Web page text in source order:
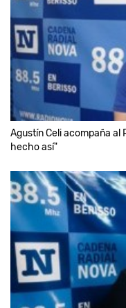
Agustín Celi acompaña al
hecho así"